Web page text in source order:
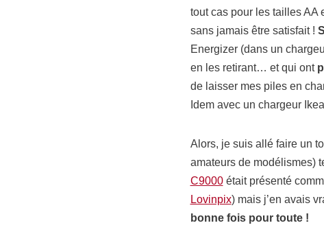
tout cas pour les tailles AA
sans jamais être satisfait !
Energizer (dans un
en les retirant… et qui ont
de laisser mes piles en
Idem avec un chargeur
Alors, je suis allé faire un
amateurs de modélismes)
C9000était présenté
Lovinpix) mais j’en avais
bonne fois pour toute !